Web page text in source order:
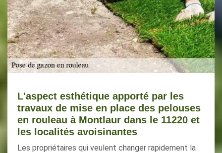
L'aspect esthétique apporté par les
travaux de mise en place des pelouses
en rouleau à Montlaur dans le 11220 et
les localités avoisinantes
Les propriétaires qui veulent changer rapidement la